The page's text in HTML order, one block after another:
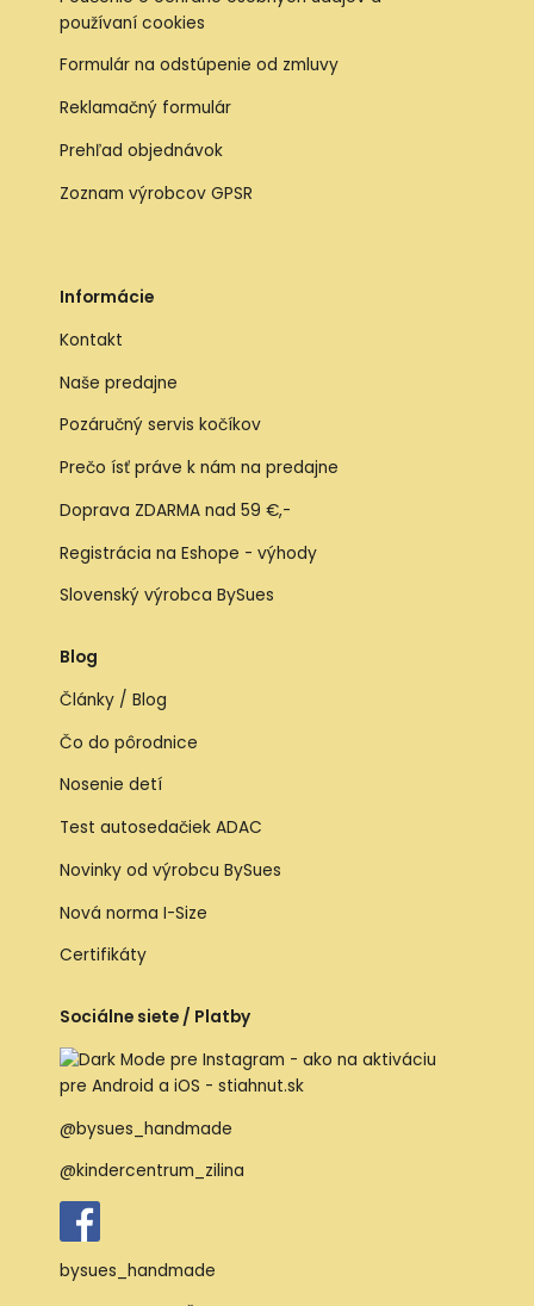
používaní cookies
Formulár na odstúpenie od zmluvy
Reklamačný formulár
Prehľad objednávok
Zoznam výrobcov GPSR
Informácie
Kontakt
Naše predajne
Pozáručný servis kočíkov
Prečo ísť práve k nám na predajne
Doprava ZDARMA nad 59 €,-
Registrácia na Eshope - výhody
Slovenský výrobca BySues
Blog
Články / Blog
Čo do pôrodnice
Nosenie detí
Test autosedačiek ADAC
Novinky od výrobcu BySues
Nová norma I-Size
Certifikáty
Sociálne siete / Platby
@bysues_handmade
@kindercentrum_zilina
bysues_handmade